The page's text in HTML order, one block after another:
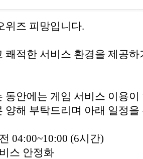
위즈 피망입니다.
쾌적한 서비스 환경을 제공
동안에는 게임 서비스 이용
양해 부탁드리며 아래 일정
04:00~10:00 (6시간)
스 안정화